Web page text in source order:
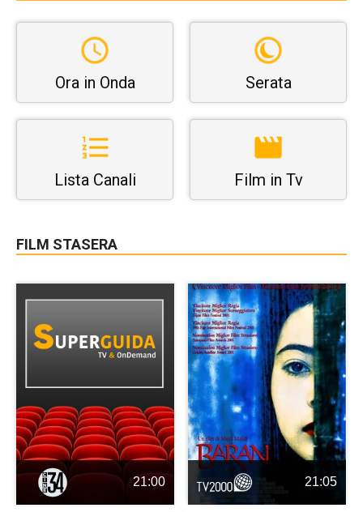
Ora in Onda Serata
Lista Canali Film in Tv
FILM STASERA
21:00 21:05